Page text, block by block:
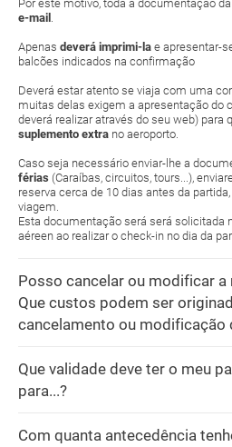
Por este motivo, toda a documentação
e-mail .
Apenas deverá imprimi-la e apresentar-
balcões indicados na confirmação
Deverá estar atento se viaja com uma
muitas delas exigem a apresentação do
deverá realizar através do seu web) para
suplemento extra no aeroporto.
Caso seja necessário enviar-lhe a
férias (Caraíbas, circuitos, tours...),
reserva cerca de 10 dias antes da
viagem.
Esta documentação será será solicitada
aéreen ao realizar o check-in no dia da
Posso cancelar ou modificar a
Que custos podem ser
cancelamento ou modificação
Que validade deve ter o meu
para...?
Com quanta antecedência